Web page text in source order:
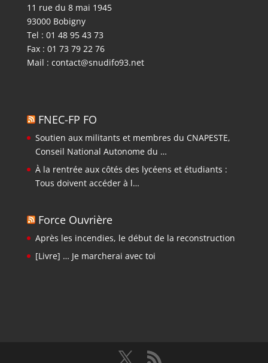
11 rue du 8 mai 1945
93000 Bobigny
Tel : 01 48 95 43 73
Fax : 01 73 79 22 76
Mail : contact@snudifo93.net
FNEC-FP FO
Soutien aux militants et membres du CNAPESTE,
Conseil National Autonome du …
À la rentrée aux côtés des lycéens et étudiants :
Tous doivent accéder à l…
Force Ouvrière
Après les incendies, le début de la reconstruction
[Livre] … Je marcherai avec toi